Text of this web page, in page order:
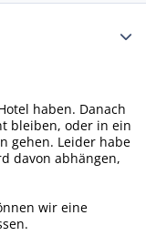
haben. Danach
bleiben, oder in ein
gehen. Leider habe
davon abhängen,
wir eine